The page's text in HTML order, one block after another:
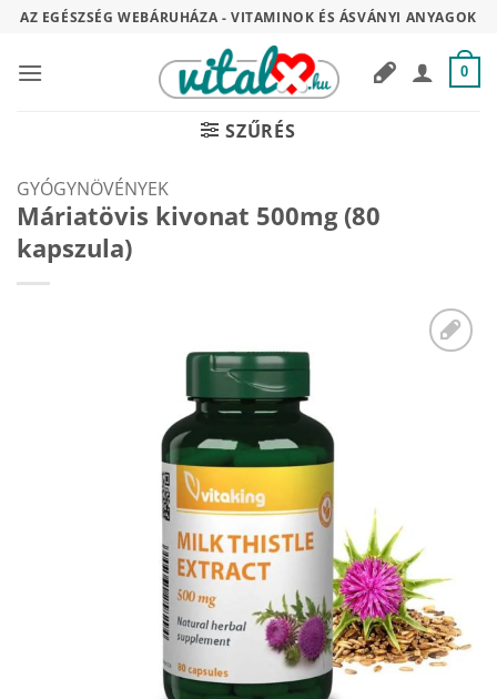
Skip
content
AZ EGÉSZSÉG WEBÁRUHÁZA - VITAMINOK ÉS ÁSVÁNYI ANYAGOK
0
SZŰRÉS
GYÓGYNÖVÉNYEK
Máriatövis kivonat 500mg (80
kapszula)